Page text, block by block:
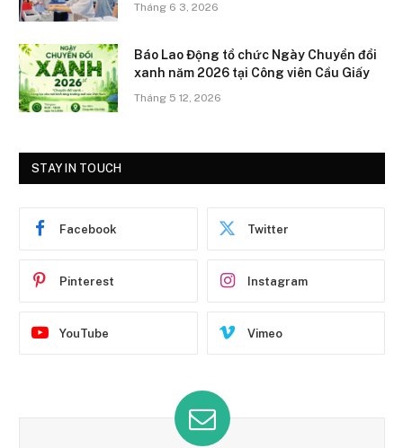
Tháng 6 3, 2026
Báo Lao Động tổ chức Ngày Chuyển đổi
xanh năm 2026 tại Công viên Cầu Giấy
Tháng 5 12, 2026
STAY IN TOUCH
Facebook Twitter
Pinterest Instagram
YouTube Vimeo